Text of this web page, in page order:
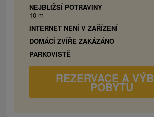
NEJBLIŽŠÍ POTRAVINY
10 m
INTERNET NENÍ V ZAŘÍZENÍ
DOMÁCÍ ZVÍŘE ZAKÁZÁNO
PARKOVIŠTĚ
REZERVACE A
POBYTU